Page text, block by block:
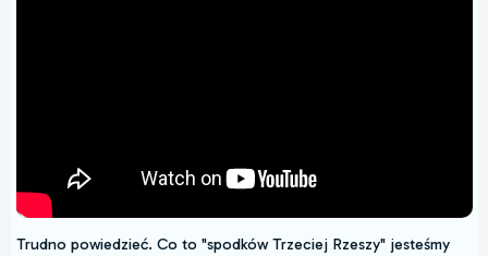
Trudno powiedzieć. Co to "spodków Trzeciej Rzeszy" jesteśmy